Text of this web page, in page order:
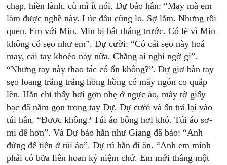
chạp, hiền lành, cù mì ít nói. Dự bảo hắn: “May mà em
làm được nghề này. Lúc đầu cũng lo. Sợ lắm. Nhưng rồi
quen. Em với Min. Min bị bắt tháng trước. Có lẽ vì Min
không có sẹo như em”. Dự cười: “Có cái sẹo này hoá
may, cái tay khoèo này nữa. Chẳng ai nghi ngờ gì”.
“Nhưng tay này thao tác có ổn không?”. Dự giơ bàn tay
sẹo loang trắng trắng hồng hồng có mấy ngón co quắp
lên. Hắn chỉ thấy hơi gợn nhẹ ở ngực áo, mấy tờ giấy
bạc đã nằm gọn trong tay Dự. Dự cười và ấn trả lại vào
túi hắn. “Được không? Túi áo bông hơi khó. Túi áo sơ-
mi dễ hơn”. Và Dự bảo hắn như Giang đã bảo: “Anh
đừng để tiền ở túi áo”. Dự rủ hắn đi ăn. “Anh em mình
phải có bữa liên hoan kỷ niệm chứ. Em mới thắng một